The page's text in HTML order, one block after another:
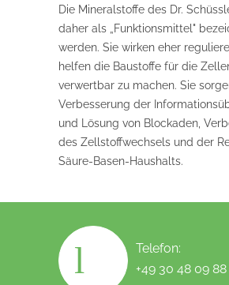
Die Mineralstoffe des Dr.
daher als „Funktionsmittel"
werden. Sie wirken eher
helfen die Baustoffe für die
verwertbar zu machen. Sie
Verbesserung der
und Lösung von Blockaden,
des Zellstoffwechsels und der
Säure-Basen-Haushalts.
Telefon:
+49 30 48 09 88